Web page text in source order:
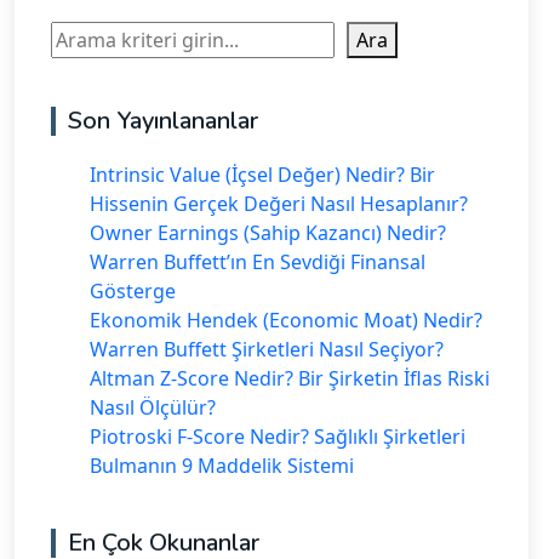
Ara Ara
Son Yayınlananlar
Intrinsic Value (İçsel Değer) Nedir? Bir
Hissenin Gerçek Değeri Nasıl Hesaplanır?
Owner Earnings (Sahip Kazancı) Nedir?
Warren Buffett’ın En Sevdiği Finansal
Gösterge
Ekonomik Hendek (Economic Moat) Nedir?
Warren Buffett Şirketleri Nasıl Seçiyor?
Altman Z-Score Nedir? Bir Şirketin İflas Riski
Nasıl Ölçülür?
Piotroski F-Score Nedir? Sağlıklı Şirketleri
Bulmanın 9 Maddelik Sistemi
En Çok Okunanlar